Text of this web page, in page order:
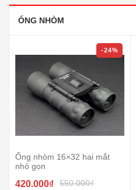
ỐNG NHÒM
-24%
Ống nhòm 16×32 hai mắt
nhỏ gọn
420.000₫ 550.000₫